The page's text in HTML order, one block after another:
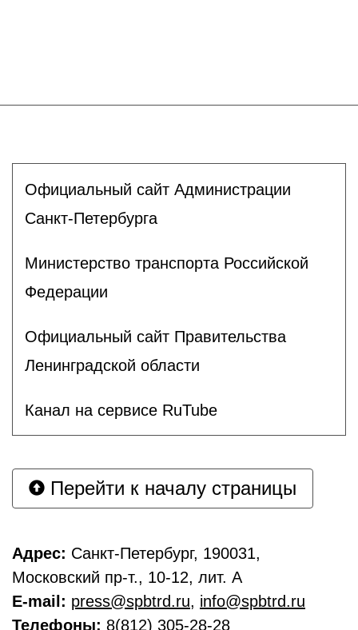
Официальный сайт Администрации
Санкт-Петербурга
Министерство транспорта Российской
Федерации
Официальный сайт Правительства
Ленинградской области
Канал на сервисе RuTube
Перейти к началу страницы
Адрес: Санкт-Петербург, 190031,
Московский пр-т., 10-12, лит. А
E-mail: press@spbtrd.ru, info@spbtrd.ru
Телефоны: 8(812) 305-28-28